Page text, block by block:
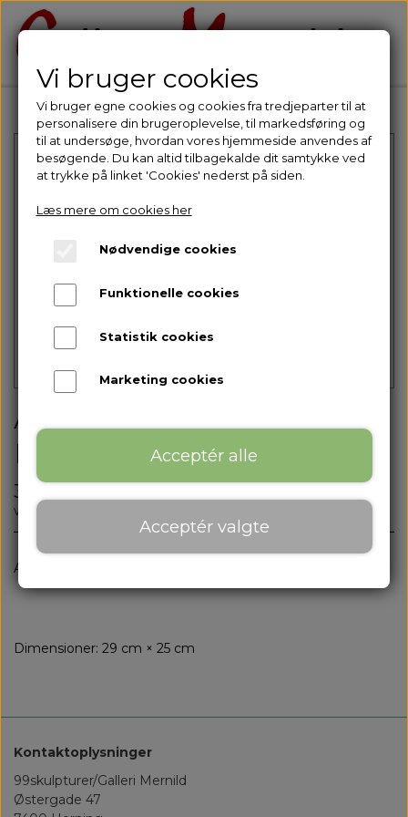
Intet billede
Arbeit, die Spass macht -
Fun Work
3.500,00 kr.
Varenummer: 31-01-2348M
Antal
Dimensioner: 29 cm × 25 cm
Kontaktoplysninger
99skulpturer/Galleri Mernild
Østergade 47
Vi bruger cookies
Vi bruger egne cookies og cookies fra tredjeparter til at
personalisere din brugeroplevelse, til markedsføring og
til at undersøge, hvordan vores hjemmeside anvendes af
besøgende. Du kan altid tilbagekalde dit samtykke ved
at trykke på linket 'Cookies' nederst på siden.
Læs mere om cookies her
Nødvendige cookies
Funktionelle cookies
Statistik cookies
Marketing cookies
Acceptér alle
Acceptér valgte